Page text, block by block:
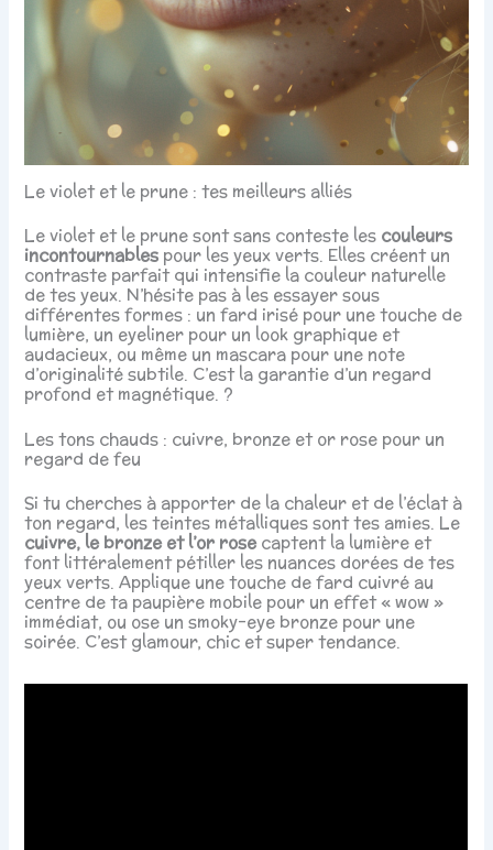
Le violet et le prune : tes meilleurs alliés
Le violet et le prune sont sans conteste les couleurs
incontournables pour les yeux verts. Elles créent un
contraste parfait qui intensifie la couleur naturelle
de tes yeux. N’hésite pas à les essayer sous
différentes formes : un fard irisé pour une touche de
lumière, un eyeliner pour un look graphique et
audacieux, ou même un mascara pour une note
d’originalité subtile. C’est la garantie d’un regard
profond et magnétique. ?
Les tons chauds : cuivre, bronze et or rose pour un
regard de feu
Si tu cherches à apporter de la chaleur et de l’éclat à
ton regard, les teintes métalliques sont tes amies. Le
cuivre, le bronze et l’or rosecaptent la lumière et
font littéralement pétiller les nuances dorées de tes
yeux verts. Applique une touche de fard cuivré au
centre de ta paupière mobile pour un effet « wow »
immédiat, ou ose un smoky-eye bronze pour une
soirée. C’est glamour, chic et super tendance.